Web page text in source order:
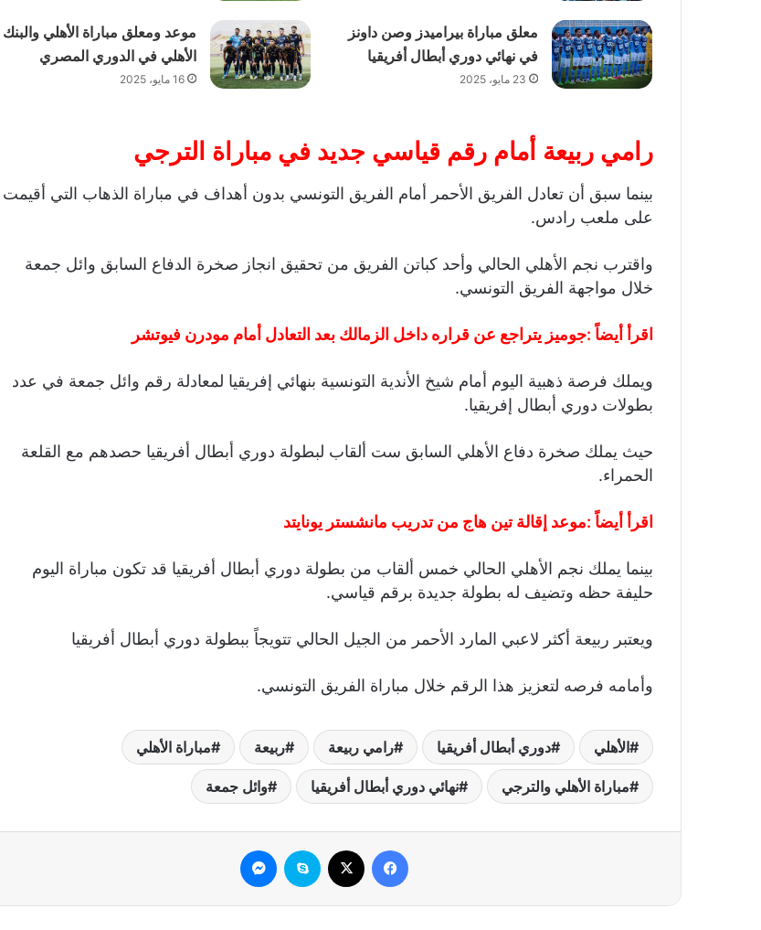
معلق مباراة بيراميدز وصن داونز
في نهائي دوري أبطال أفريقيا
23 مايو، 2025
موعد ومعلق مباراة الأهلي والبنك
الأهلي في الدوري المصري
16 مايو، 2025
رامي ربيعة أمام رقم قياسي جديد في مباراة الترجي
بينما سبق أن تعادل الفريق الأحمر أمام الفريق التونسي بدون أهداف في مباراة الذهاب التي أقيمت
على ملعب رادس.
واقترب نجم الأهلي الحالي وأحد كباتن الفريق من تحقيق انجاز صخرة الدفاع السابق وائل جمعة
خلال مواجهة الفريق التونسي.
اقرأ أيضاً :جوميز يتراجع عن قراره داخل الزمالك بعد التعادل أمام مودرن فيوتشر
ويملك فرصة ذهبية اليوم أمام شيخ الأندية التونسية بنهائي إفريقيا لمعادلة رقم وائل جمعة في عدد
بطولات دوري أبطال إفريقيا.
حيث يملك صخرة دفاع الأهلي السابق ست ألقاب لبطولة دوري أبطال أفريقيا حصدهم مع القلعة
الحمراء.
اقرأ أيضاً :موعد إقالة تين هاج من تدريب مانشستر يونايتد
بينما يملك نجم الأهلي الحالي خمس ألقاب من بطولة دوري أبطال أفريقيا قد تكون مباراة اليوم
حليفة حظه وتضيف له بطولة جديدة برقم قياسي.
ويعتبر ربيعة أكثر لاعبي المارد الأحمر من الجيل الحالي تتويجاً ببطولة دوري أبطال أفريقيا
وأمامه فرصه لتعزيز هذا الرقم خلال مباراة الفريق التونسي.
الأهلي دوري أبطال أفريقيا رامي ربيعة ربيعة مباراة الأهلي
مباراة الأهلي والترجي نهائي دوري أبطال أفريقيا وائل جمعة
فيسبوك سكايب